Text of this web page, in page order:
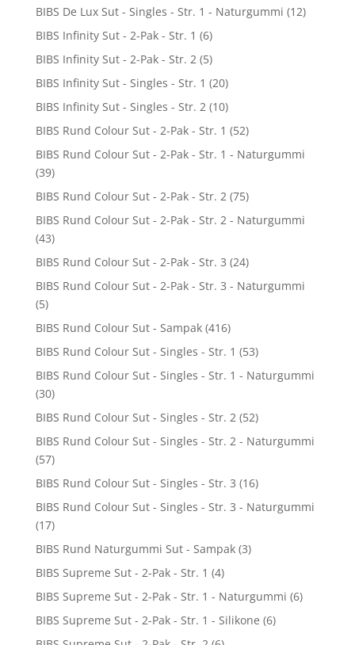
BIBS De Lux Sut - Singles - Str. 1 - Naturgummi (12)
BIBS Infinity Sut - 2-Pak - Str. 1 (6)
BIBS Infinity Sut - 2-Pak - Str. 2 (5)
BIBS Infinity Sut - Singles - Str. 1 (20)
BIBS Infinity Sut - Singles - Str. 2 (10)
BIBS Rund Colour Sut - 2-Pak - Str. 1 (52)
BIBS Rund Colour Sut - 2-Pak - Str. 1 - Naturgummi
(39)
BIBS Rund Colour Sut - 2-Pak - Str. 2 (75)
BIBS Rund Colour Sut - 2-Pak - Str. 2 - Naturgummi
(43)
BIBS Rund Colour Sut - 2-Pak - Str. 3 (24)
BIBS Rund Colour Sut - 2-Pak - Str. 3 - Naturgummi
(5)
BIBS Rund Colour Sut - Sampak (416)
BIBS Rund Colour Sut - Singles - Str. 1 (53)
BIBS Rund Colour Sut - Singles - Str. 1 - Naturgummi
(30)
BIBS Rund Colour Sut - Singles - Str. 2 (52)
BIBS Rund Colour Sut - Singles - Str. 2 - Naturgummi
(57)
BIBS Rund Colour Sut - Singles - Str. 3 (16)
BIBS Rund Colour Sut - Singles - Str. 3 - Naturgummi
(17)
BIBS Rund Naturgummi Sut - Sampak (3)
BIBS Supreme Sut - 2-Pak - Str. 1 (4)
BIBS Supreme Sut - 2-Pak - Str. 1 - Naturgummi (6)
BIBS Supreme Sut - 2-Pak - Str. 1 - Silikone (6)